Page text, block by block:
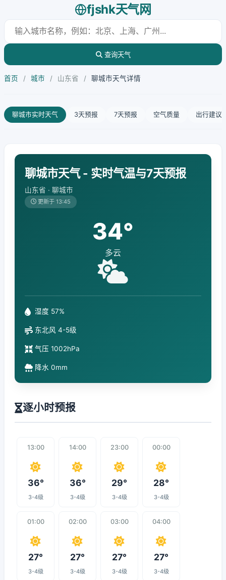
fjshk天气网
查询天气
首页 / 城市 / 山东省 / 聊城市天气详情
聊城市实时天气 3天预报 7天预报 空气质量 出行建议
聊城市天气 - 实时气温与7天预报
山东省 · 聊城市
更新于 13:45
34°
多云
湿度 57%
东北风 4-5级
气压 1002hPa
降水 0mm
逐小时预报
13:00
36°
3-4级
14:00
36°
3-4级
23:00
29°
3-4级
00:00
28°
3-4级
01:00
27°
3-4级
02:00
27°
3-4级
03:00
27°
3-4级
04:00
27°
3-4级